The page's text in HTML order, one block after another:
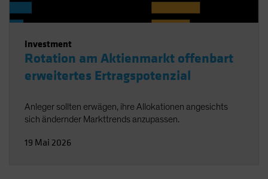
Investment
Rotation am Aktienmarkt offenbart
erweitertes Ertragspotenzial
Anleger sollten erwägen, ihre Allokationen angesichts
sich ändernder Markttrends anzupassen.
19 Mai 2026